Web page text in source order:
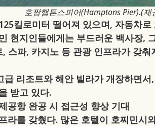
호짬햄튼스피어(Hamptons Pier).(
킬로미터 떨어져 있으며, 자동차
현지인들에게는 부드러운 백사장,
스파, 카지노 등 관광 인프라가 갖
리조트와 해안 빌라가 개장하면
받고 있다.
공항 완공 시 접근성 향상 기대
라를 갖췄다. 많은 호텔이 호찌민